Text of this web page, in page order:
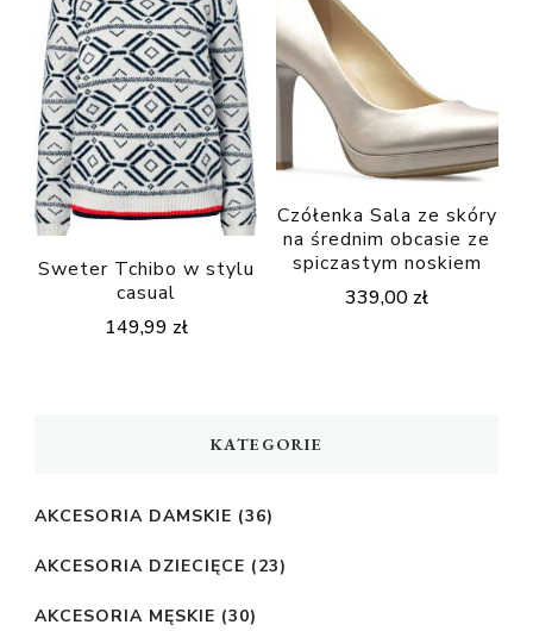
Sweter Tchibo w stylu
casual
149,99 zł
Czółenka Sala ze skóry
na średnim obcasie ze
spiczastym noskiem
339,00 zł
KATEGORIE
AKCESORIA DAMSKIE (36)
AKCESORIA DZIECIĘCE (23)
AKCESORIA MĘSKIE (30)